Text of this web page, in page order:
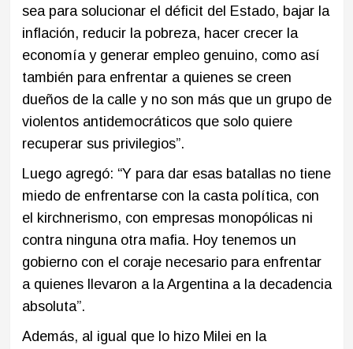
sea para solucionar el déficit del Estado, bajar la
inflación, reducir la pobreza, hacer crecer la
economía y generar empleo genuino, como así
también para enfrentar a quienes se creen
dueños de la calle y no son más que un grupo de
violentos antidemocráticos que solo quiere
recuperar sus privilegios”.
Luego agregó: “Y para dar esas batallas no tiene
miedo de enfrentarse con la casta política, con
el kirchnerismo, con empresas monopólicas ni
contra ninguna otra mafia. Hoy tenemos un
gobierno con el coraje necesario para enfrentar
a quienes llevaron a la Argentina a la decadencia
absoluta”.
Además, al igual que lo hizo Milei en la